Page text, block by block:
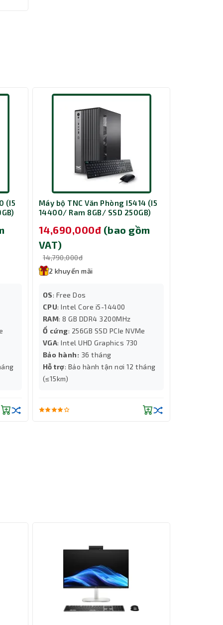
hình
và
bạn
(I5
Máy bộ TNC Văn Phòng I5414 (I5
14400/ Ram 8GB/ SSD 250GB)
14,690,000đ (bao gồm
VAT)
14,790,000đ
2 khuyến mãi
OS: Free Dos
CPU: Intel Core i5-14400
RAM: 8 GB DDR4 3200MHz
Ổ cứng: 256GB SSD PCIe NVMe
VGA: Intel UHD Graphics 730
Bảo hành: 36 tháng
Hỗ trợ: Bảo hành tận nơi 12 tháng
(≤15km)